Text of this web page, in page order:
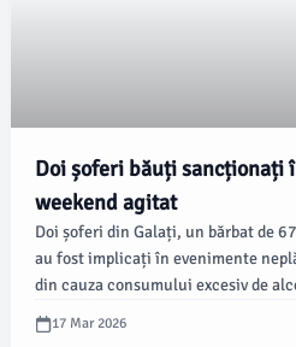
Doi șoferi băuți sancționați
weekend agitat
Doi șoferi din Galați, un bărbat de
au fost implicați în evenimente
din cauza consumului excesiv de
evenimentele s-au desfășurat pe 13
17 Mar 2026